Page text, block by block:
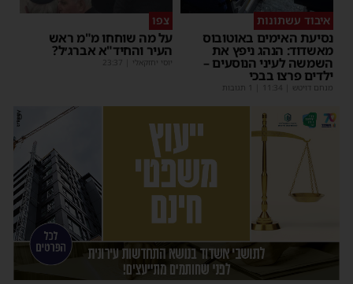
איבוד עשתונות
נסיעת האימים באוטובוס
מאשדוד: הנהג ניפץ את
השמשה לעיני הנוסעים –
ילדים פרצו בבכי
מנחם דויטש 11:34
צפו
על מה שוחחו מ"מ ראש
העיר והחיד"א אברג׳ל?
יוסי יחזקאלי 23:37